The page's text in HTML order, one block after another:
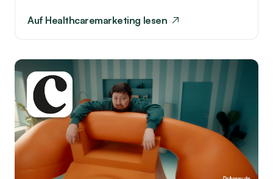
Auf Healthcaremarketing lesen